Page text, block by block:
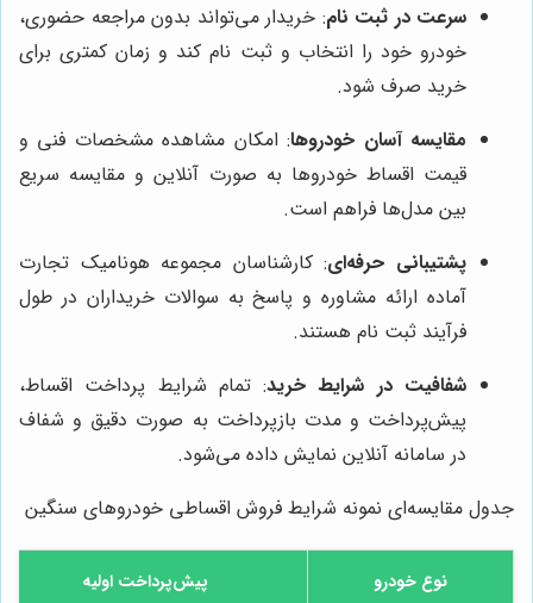
سرعت در ثبت نام: خریدار می‌تواند بدون مراجعه حضوری،
خودرو خود را انتخاب و ثبت نام کند و زمان کمتری برای
خرید صرف شود.
مقایسه آسان خودروها: امکان مشاهده مشخصات فنی و
قیمت اقساط خودروها به صورت آنلاین و مقایسه سریع
بین مدل‌ها فراهم است.
پشتیبانی حرفه‌ای: کارشناسان مجموعه هونامیک تجارت
آماده ارائه مشاوره و پاسخ به سوالات خریداران در طول
فرآیند ثبت نام هستند.
شفافیت در شرایط خرید: تمام شرایط پرداخت اقساط،
پیش‌پرداخت و مدت بازپرداخت به صورت دقیق و شفاف
در سامانه آنلاین نمایش داده می‌شود.
جدول مقایسه‌ای نمونه شرایط فروش اقساطی خودروهای سنگین
نوع خودرو پیش‌پرداخت اولیه